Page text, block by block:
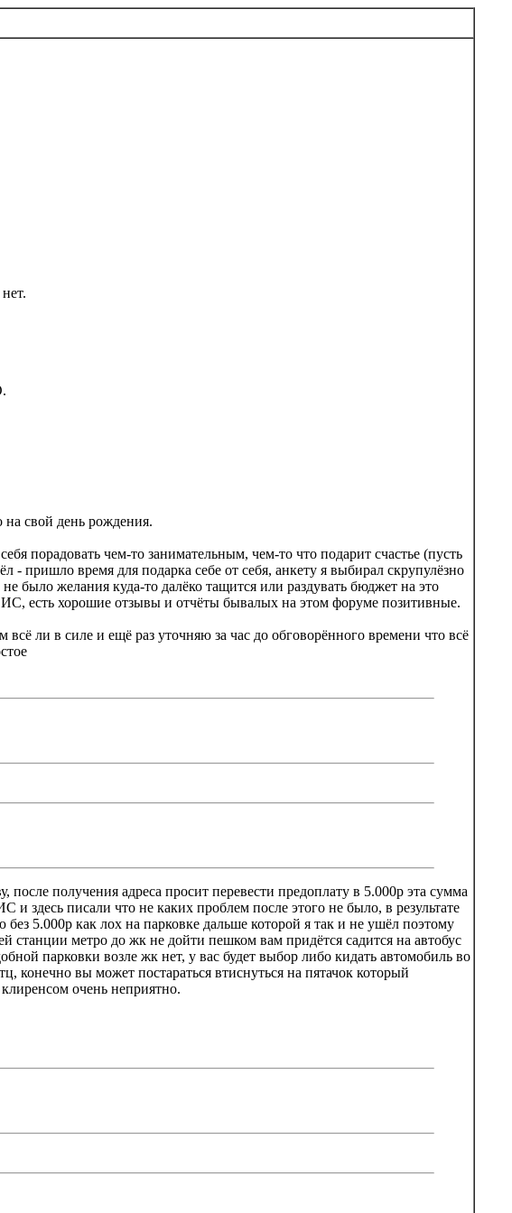
нет.
свой день рождения.
порадовать чем-то занимательным, чем-то что подарит счастье (пусть
- пришло время для подарка себе от себя, анкету я выбирал скрупулёзно
было желания куда-то далёко тащится или раздувать бюджет на это
есть хорошие отзывы и отчёты бывалых на этом форуме позитивные.
ли в силе и ещё раз уточняю за час до обговорённого времени что всё
получения адреса просит перевести предоплату в 5.000р эта сумма
и здесь писали что не каких проблем после этого не было, в результате
5.000р как лох на парковке дальше которой я так и не ушёл поэтому
метро до жк не дойти пешком вам придётся садится на автобус
парковки возле жк нет, у вас будет выбор либо кидать автомобиль во
конечно вы может постараться втиснуться на пятачок который
очень неприятно.